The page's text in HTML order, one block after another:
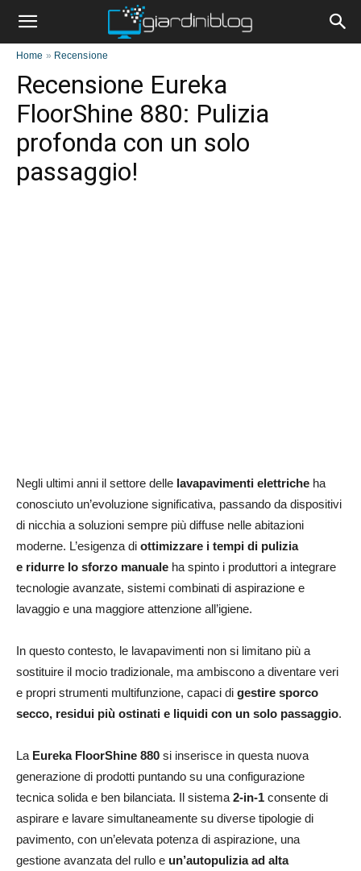
Home » Recensione
Recensione Eureka
FloorShine 880: Pulizia
profonda con un solo
passaggio!
Negli ultimi anni il settore delle lavapavimenti elettriche ha
conosciuto un’evoluzione significativa, passando da dispositivi
di nicchia a soluzioni sempre più diffuse nelle abitazioni
moderne. L’esigenza di ottimizzare i tempi di pulizia
e ridurre lo sforzo manuale ha spinto i produttori a integrare
tecnologie avanzate, sistemi combinati di aspirazione e
lavaggio e una maggiore attenzione all’igiene.
In questo contesto, le lavapavimenti non si limitano più a
sostituire il mocio tradizionale, ma ambiscono a diventare veri
e propri strumenti multifunzione, capaci di gestire sporco
secco, residui più ostinati e liquidi con un solo passaggio.
La Eureka FloorShine 880 si inserisce in questa nuova
generazione di prodotti puntando su una configurazione
tecnica solida e ben bilanciata. Il sistema 2-in-1 consente di
aspirare e lavare simultaneamente su diverse tipologie di
pavimento, con un’elevata potenza di aspirazione, una
gestione avanzata del rullo e un’autopulizia ad alta